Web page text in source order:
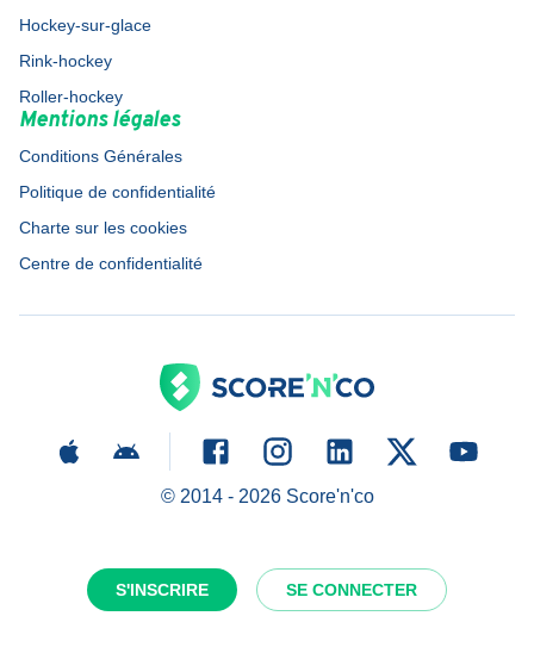
S'INSCRIRE SE CONNECTER
Hockey-sur-glace
Rink-hockey
Roller-hockey
Mentions légales
Conditions Générales
Politique de confidentialité
Charte sur les cookies
Centre de confidentialité
© 2014 - 2026Score'n'co